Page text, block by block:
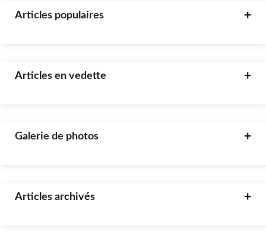
Articles populaires
Articles en vedette
Galerie de photos
Articles archivés